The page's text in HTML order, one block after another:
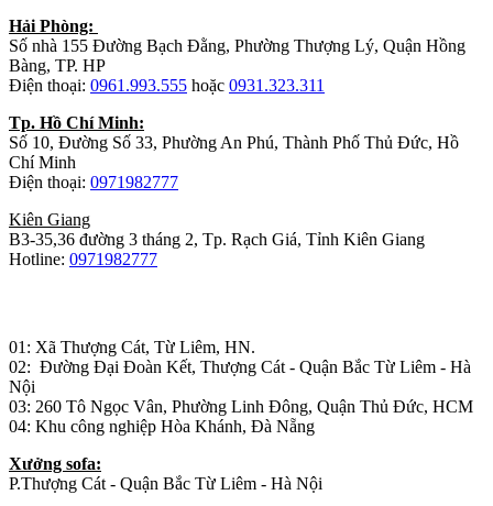
Hải Phòng:
Số nhà 155 Đường Bạch Đằng, Phường Thượng Lý, Quận Hồng
Bàng, TP. HP
Điện thoại: 0961.993.555 hoặc 0931.323.311
Tp. Hồ Chí Minh:
Số 10, Đường Số 33, Phường An Phú, Thành Phố Thủ Đức, Hồ
Chí Minh
Điện thoại: 0971982777
Kiên Giang
B3-35,36 đường 3 tháng 2, Tp. Rạch Giá, Tỉnh Kiên Giang
Hotline: 0971982777
01: Xã Thượng Cát, Từ Liêm, HN.
02: Đường Đại Đoàn Kết, Thượng Cát - Quận Bắc Từ Liêm - Hà
Nội
03: 260 Tô Ngọc Vân, Phường Linh Đông, Quận Thủ Đức, HCM
04: Khu công nghiệp Hòa Khánh, Đà Nẵng
Xưởng sofa:
P.Thượng Cát - Quận Bắc Từ Liêm - Hà Nội